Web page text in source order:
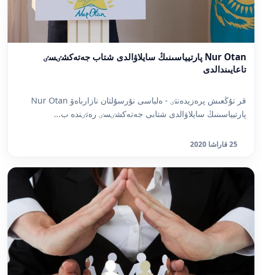
Nur Otan پارتيياسىنىڭ سايلاۋالدى شتاب جەتەكشٸسٸ
تاعايىندالدى
قر تۇڭعىش پرەزيدەنتٸ - ەلباسى نۇرسۇلتان نازارباەۆ Nur Otan
پارتيياسىنىڭ سايلاۋالدى شتابى جەتەكشٸسٸ رەتٸندە ب...
25 قاراشا 2020